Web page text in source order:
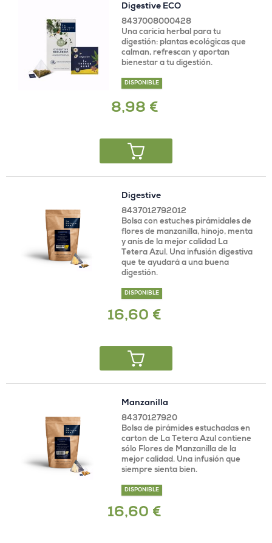
Digestive ECO
8437008000428
Una caricia herbal para tu
digestión: plantas ecológicas que
calman, refrescan y aportan
bienestar a tu digestión.
DISPONIBLE
8,98 €
Digestive
8437012792012
Bolsa con estuches pirámidales de
flores de manzanilla, hinojo, menta
y anís de la mejor calidad La
Tetera Azul. Una infusión digestiva
que te ayudará a una buena
digestión.
DISPONIBLE
16,60 €
Manzanilla
84370127920
Bolsa de pirámides estuchadas en
carton de La Tetera Azul contiene
sólo Flores de Manzanilla de la
mejor calidad. Una infusión que
siempre sienta bien.
DISPONIBLE
16,60 €